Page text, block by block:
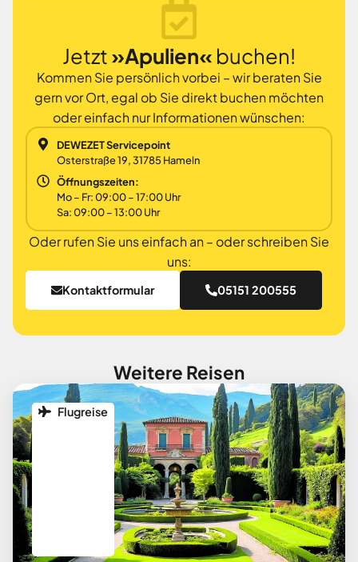
Jetzt»Apulien« buchen!
Kommen Sie persönlich vorbei – wir beraten Sie
gern vor Ort, egal ob Sie direkt buchen möchten
oder einfach nur Informationen wünschen:
DEWEZET Servicepoint
Osterstraße 19, 31785 Hameln
Öffnungszeiten:
Mo – Fr: 09:00 – 17:00 Uhr
Sa: 09:00 – 13:00 Uhr
Oder rufen Sie uns einfach an – oder schreiben Sie
uns:
Kontaktformular 05151 200555
Weitere Reisen
Flugreise